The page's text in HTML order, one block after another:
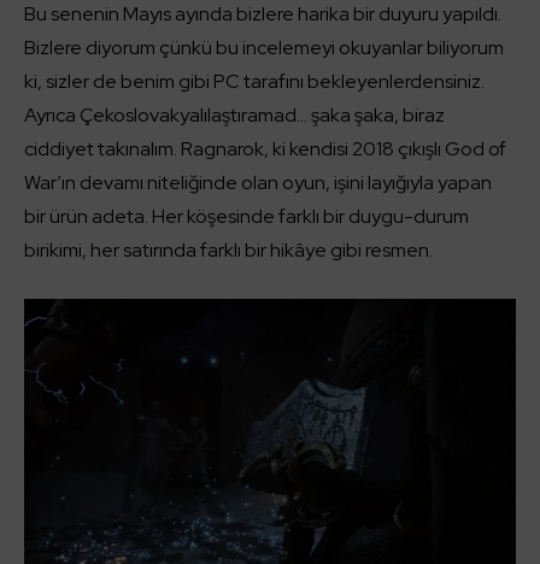
Bu senenin Mayıs ayında bizlere harika bir duyuru yapıldı.
Bizlere diyorum çünkü bu incelemeyi okuyanlar biliyorum
ki, sizler de benim gibi PC tarafını bekleyenlerdensiniz.
Ayrıca Çekoslovakyalılaştıramad… şaka şaka, biraz
ciddiyet takınalım. Ragnarok, ki kendisi 2018 çıkışlı God of
War’ın devamı niteliğinde olan oyun, işini layığıyla yapan
bir ürün adeta. Her köşesinde farklı bir duygu-durum
birikimi, her satırında farklı bir hikâye gibi resmen.